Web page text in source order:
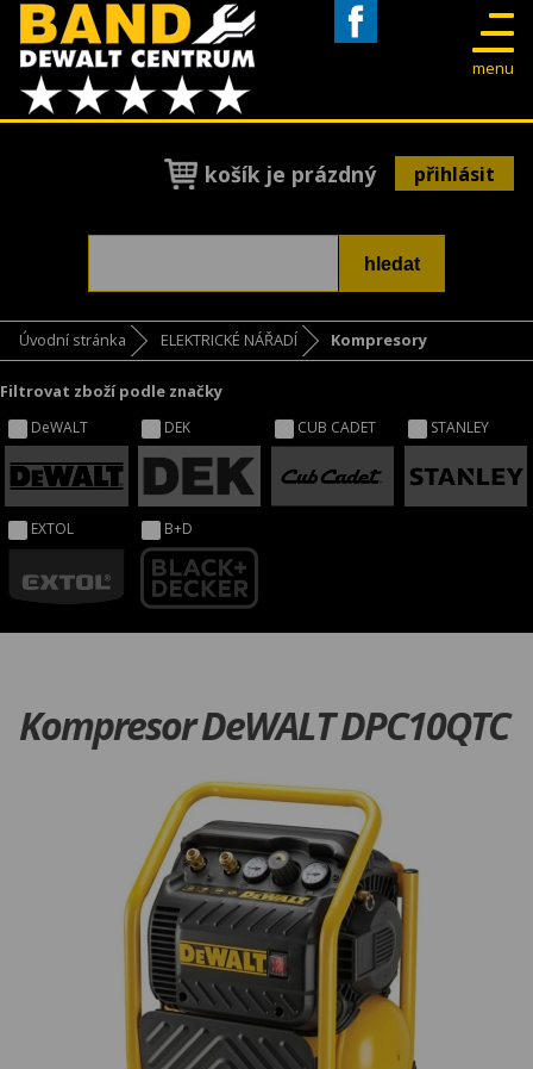
menu
košík je prázdný přihlásit
Úvodní stránka ELEKTRICKÉ NÁŘADÍ Kompresory
Filtrovat zboží podle značky
DeWALT DEK CUB CADET STANLEY
EXTOL B+D
Kompresor DeWALT DPC10QTC